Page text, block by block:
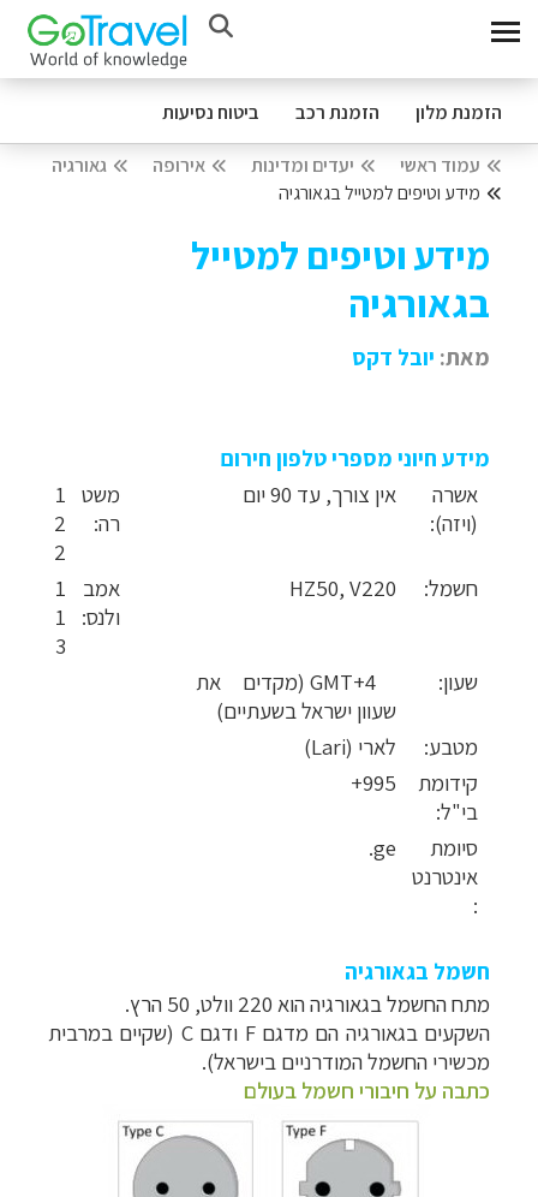
הזמנת מלון הזמנת רכב ביטוח נסיעות
עמוד ראשי יעדים ומדינות אירופה
גאורגיה
מידע וטיפים למטייל בגאורגיה
מידע וטיפים למטייל
בגאורגיה
מאת: יובל דקס
מידע חיוני מספרי טלפון חירום
אשרה
(ויזה):
אין צורך, עד 90 יום
משט
רה:
1
2
2
חשמל:
HZ50, V220
אמב
ולנס:
1
1
3
שעון:
GMT+4 (מקדים את
שעוון ישראל בשעתיים)
מטבע:
לארי (Lari)
קידומת
בי"ל:
995+
סיומת
אינטרנט
:
ge.
חשמל בגאורגיה
מתח החשמל בגאורגיה הוא 220 וולט, 50 הרץ.
השקעים בגאורגיה הם מדגם F ודגם C (שקיים במרבית
מכשירי החשמל המודרניים בישראל).
כתבה על חיבורי חשמל בעולם